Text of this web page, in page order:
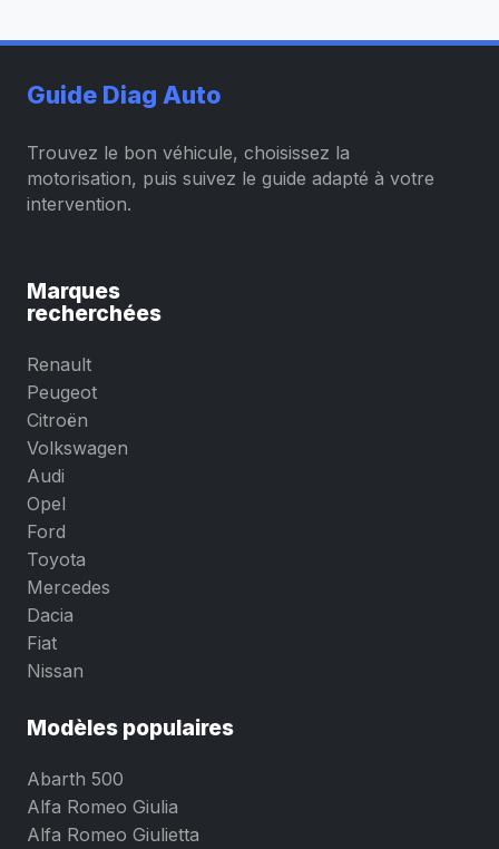
Guide Diag Auto
Trouvez le bon véhicule, choisissez la
motorisation, puis suivez le guide adapté à votre
intervention.
Marques
recherchées
Renault
Peugeot
Citroën
Volkswagen
Audi
Opel
Ford
Toyota
Mercedes
Dacia
Fiat
Nissan
Modèles populaires
Abarth 500
Alfa Romeo Giulia
Alfa Romeo Giulietta